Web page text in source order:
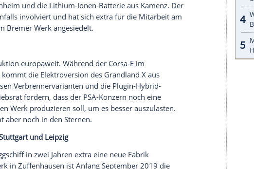
Ganz im Westen der Republik nahe der niederländischen
Prof. GüntherSchuhauf 16.000 Quadratmetern den
Life. Allerdings deutlich schlanker, als es beispielsweise Tesla
neue Arbeitsplätze geschaffen.
,RastattundSindelfingen
Werke zu Elektroauto-Standorten auserkoren. In Bremen
in Gange: Hier rollt der EQC von denselben
und der GLC mit Verbrennerantrieben. Der Antriebsstrang
Baden-
weitere Fabriken für
entstehen, inSindelfingenjene der Ober- und Luxusklasse.